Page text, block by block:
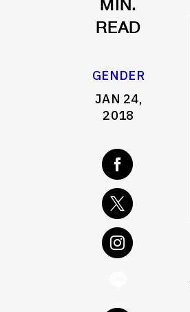
MIN.
READ
GENDER
JAN 24,
2018